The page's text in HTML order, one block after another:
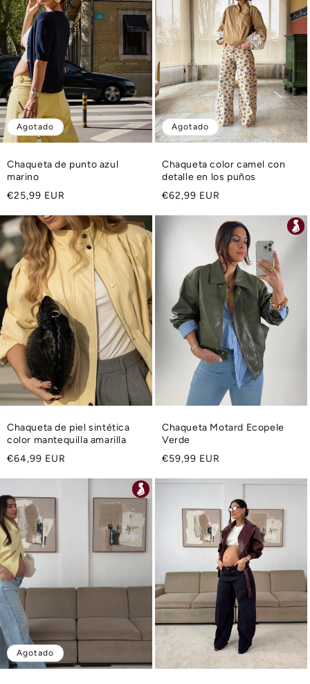
Agotado
Chaqueta de punto azul
marino
Precio
€25,99 EUR
Agotado
Chaqueta color camel con
detalle en los puños
Precio
€62,99 EUR
Chaqueta de piel sintética
color mantequilla amarilla
Precio
€64,99 EUR
Chaqueta Motard Ecopele
Verde
Precio
€59,99 EUR
Agotado